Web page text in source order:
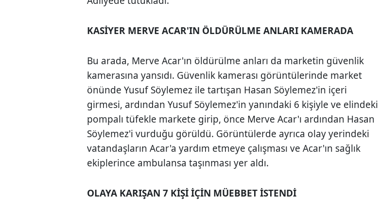
KASİYER MERVE ACAR'IN ÖLDÜRÜLME ANLARI KAMERADA
Bu arada, Merve Acar'ın öldürülme anları da marketin güvenlik
kamerasına yansıdı. Güvenlik kamerası görüntülerinde market
önünde Yusuf Söylemez ile tartışan Hasan Söylemez'in içeri
girmesi, ardından Yusuf Söylemez'in yanındaki 6 kişiyle ve elindeki
pompalı tüfekle markete girip, önce Merve Acar'ı ardından Hasan
Söylemez'i vurduğu görüldü. Görüntülerde ayrıca olay yerindeki
vatandaşların Acar'a yardım etmeye çalışması ve Acar'ın sağlık
ekiplerince ambulansa taşınması yer aldı.
OLAYA KARIŞAN 7 KİŞİ İÇİN MÜEBBET İSTENDİ